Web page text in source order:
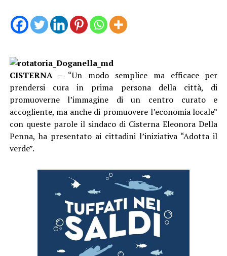
CISTERNA– “Un modo semplice ma efficace per
prendersi cura in prima persona della città, di
promuoverne l’immagine di un centro curato e
accogliente, ma anche di promuovere l’economia locale”
con queste parole il sindaco di Cisterna Eleonora Della
Penna, ha presentato ai cittadini l’iniziativa “Adotta il
verde”.